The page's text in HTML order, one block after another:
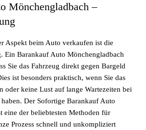
Mönchengladbach –
Aspekt beim Auto verkaufen ist die
Ein Barankauf Auto Mönchengladbach
Sie das Fahrzeug direkt gegen Bargeld
ist besonders praktisch, wenn Sie das
oder keine Lust auf lange Wartezeiten bei
Der Sofortige Barankauf Auto
eine der beliebtesten Methoden für
Prozess schnell und unkompliziert